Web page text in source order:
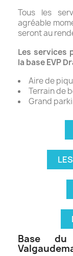
Tous les
agréable
seront au
Les services
la base EVP
Aire de
Terrain de
Grand
Base